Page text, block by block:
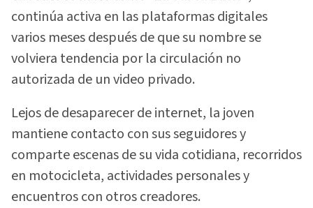
continúa activa en las plataformas digitales
varios meses después de que su nombre se
volviera tendencia por la circulación no
autorizada de un video privado.
Lejos de desaparecer de internet, la joven
mantiene contacto con sus seguidores y
comparte escenas de su vida cotidiana, recorridos
en motocicleta, actividades personales y
encuentros con otros creadores.